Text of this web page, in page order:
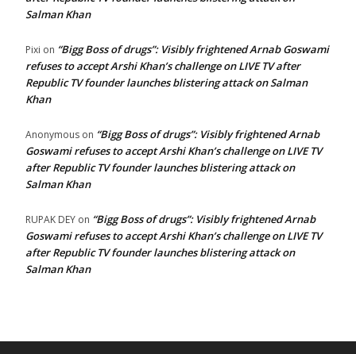
Salman Khan
Pixi on “Bigg Boss of drugs”: Visibly frightened Arnab Goswami
refuses to accept Arshi Khan’s challenge on LIVE TV after
Republic TV founder launches blistering attack on Salman
Khan
Anonymous on “Bigg Boss of drugs”: Visibly frightened Arnab
Goswami refuses to accept Arshi Khan’s challenge on LIVE TV
after Republic TV founder launches blistering attack on
Salman Khan
RUPAK DEY on “Bigg Boss of drugs”: Visibly frightened Arnab
Goswami refuses to accept Arshi Khan’s challenge on LIVE TV
after Republic TV founder launches blistering attack on
Salman Khan